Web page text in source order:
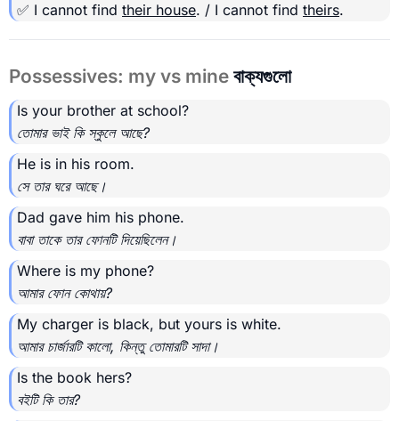
✅ I cannot find their house. / I cannot find theirs.
Possessives: my vs mine বাক্যগুলো
Is your brother at school?
তোমার ভাই কি স্কুলে আছে?
He is in his room.
সে তার ঘরে আছে।
Dad gave him his phone.
বাবা তাকে তার ফোনটি দিয়েছিলেন।
Where is my phone?
আমার ফোন কোথায়?
My charger is black, but yours is white.
আমার চার্জারটি কালো, কিন্তু তোমারটি সাদা।
Is the book hers?
বইটি কি তার?